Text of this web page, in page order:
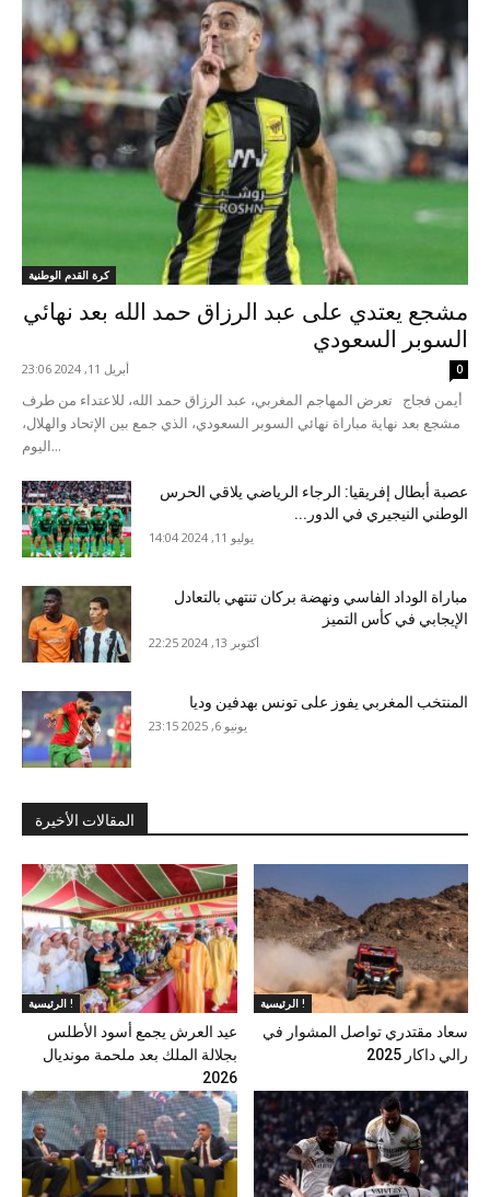
كرة القدم الوطنية
مشجع يعتدي على عبد الرزاق حمد الله بعد نهائي
السوبر السعودي
أبريل 11, 2024 23:06 0
أيمن فجاج تعرض المهاجم المغربي، عبد الرزاق حمد الله، للاعتداء من طرف
مشجع بعد نهاية مباراة نهائي السوبر السعودي، الذي جمع بين الإتحاد والهلال،
اليوم...
عصبة أبطال إفريقيا: الرجاء الرياضي يلاقي الحرس
الوطني النيجيري في الدور...
يوليو 11, 2024 14:04
مباراة الوداد الفاسي ونهضة بركان تنتهي بالتعادل
الإيجابي في كأس التميز
أكتوبر 13, 2024 22:25
المنتخب المغربي يفوز على تونس بهدفين وديا
يونيو 6, 2025 23:15
المقالات الأخيرة
الرئيسية !
عيد العرش يجمع أسود الأطلس
بجلالة الملك بعد ملحمة مونديال
2026
الرئيسية !
سعاد مقتدري تواصل المشوار في
رالي داكار 2025